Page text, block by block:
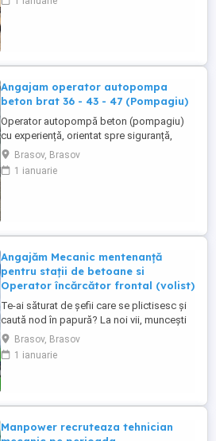
buldoexcavator (valabil) Experiență
Oferim: ...
Angajam operator autopompa
beton brat 36 - 43 - 47 (Pompagiu)
Operator autopompă beton (pompagiu)
cu experiență, orientat spre siguranță,
eficiență și întreținerea corectă a utilajului.
Atestate și Permis de Conducere: - Permis
auto: Categoriile C, CE (fără incidente
Brasov, Brasov
1 ianuarie
Angajăm Mecanic mentenanță
pentru stații de betoane si
Operator încărcător frontal (volist)
Te-ai săturat de șefii care se plictisesc și
caută nod în papură? La noi vii, muncești
iar la final de luna pleci cu banii în buzunar!
Ce căutăm: Un om harnic, serios și
punctual nu doctori în științe . Să ai
mai mult ...
Brasov, Brasov
1 ianuarie
Manpower recruteaza tehnician